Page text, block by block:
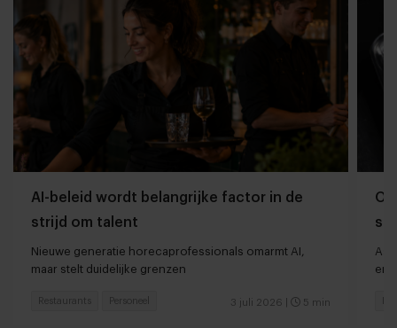
AI-beleid wordt belangrijke factor in de
strijd om talent
Nieuwe generatie horecaprofessionals omarmt AI,
maar stelt duidelijke grenzen
3 juli 2026 5 min
Restaurants Personeel
en